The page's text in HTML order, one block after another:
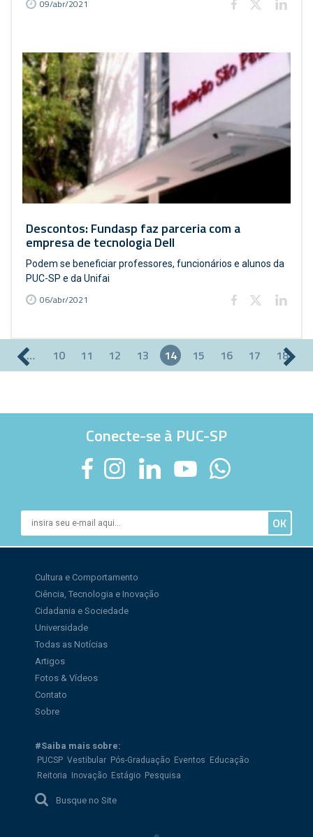
09/abr/2021
Descontos: Fundasp faz parceria com a
empresa de tecnologia Dell
Podem se beneficiar professores, funcionários e alunos da
PUC-SP e da Unifai
06/abr/2021
Páginas
… 10 11 12 13 14 15 16 17 18
Conecte-se à PUC-SP
Cultura e Comportamento
Ciência, Tecnologia e Inovação
Cidadania e Sociedade
Universidade
Todas as Notícias
Artigos
Fotos & Vídeos
Contato
Sobre
#Saiba mais sobre:
PUCSP Vestibular Pós-Graduação Eventos
Educação
Reitoria
Inovação Estágio Pesquisa
Busque no Site